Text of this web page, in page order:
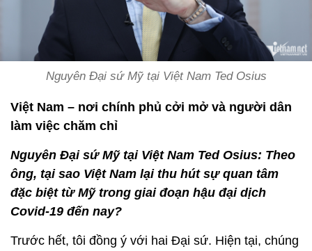
Nguyên Đại sứ Mỹ tại Việt Nam Ted Osius
Việt Nam – nơi chính phủ cởi mở và người dân
làm việc chăm chỉ
Nguyên Đại sứ Mỹ tại Việt Nam Ted Osius: Theo
ông, tại sao Việt Nam lại thu hút sự quan tâm
đặc biệt từ Mỹ trong giai đoạn hậu đại dịch
Covid-19 đến nay?
Trước hết, tôi đồng ý với hai Đại sứ. Hiện tại, chúng